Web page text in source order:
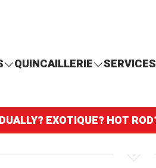
QUINCAILLERIE SERVICES
EXOTIQUE? HOT